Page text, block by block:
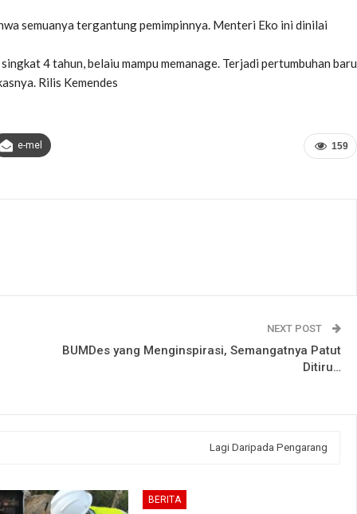
semuanya tergantung pemimpinnya. Menteri Eko ini dinilai
4 tahun, belaiu mampu memanage. Terjadi pertumbuhan baru
Rilis Kemendes
159
e-mel
NEXT POST
BUMDes yang Menginspirasi, Semangatnya Patut
Ditiru…
Lagi Daripada Pengarang
BERITA